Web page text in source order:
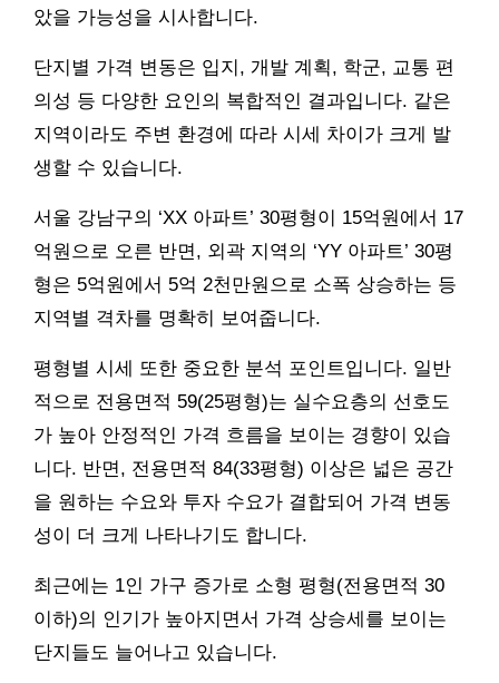
았을 가능성을 시사합니다.
단지별 가격 변동은 입지, 개발 계획, 학군, 교통 편
의성 등 다양한 요인의 복합적인 결과입니다. 같은
지역이라도 주변 환경에 따라 시세 차이가 크게 발
생할 수 있습니다.
서울 강남구의 ‘XX 아파트’ 30평형이 15억원에서 17
억원으로 오른 반면, 외곽 지역의 ‘YY 아파트’ 30평
형은 5억원에서 5억 2천만원으로 소폭 상승하는 등
지역별 격차를 명확히 보여줍니다.
평형별 시세 또한 중요한 분석 포인트입니다. 일반
적으로 전용면적 59(25평형)는 실수요층의 선호도
가 높아 안정적인 가격 흐름을 보이는 경향이 있습
니다. 반면, 전용면적 84(33평형) 이상은 넓은 공간
을 원하는 수요와 투자 수요가 결합되어 가격 변동
성이 더 크게 나타나기도 합니다.
최근에는 1인 가구 증가로 소형 평형(전용면적 30
이하)의 인기가 높아지면서 가격 상승세를 보이는
단지들도 늘어나고 있습니다.